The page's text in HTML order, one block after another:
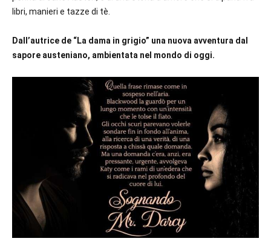
libri, manieri e tazze di tè.
Dall’autrice de “La dama in grigio” una nuova avventura dal
sapore austeniano, ambientata nel mondo di oggi.